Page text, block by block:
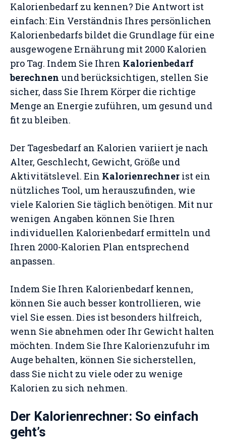
Kalorienbedarf zu kennen? Die Antwort ist
einfach: Ein Verständnis Ihres persönlichen
Kalorienbedarfs bildet die Grundlage für eine
ausgewogene Ernährung mit 2000 Kalorien
pro Tag. Indem Sie Ihren Kalorienbedarf
berechnen und berücksichtigen, stellen Sie
sicher, dass Sie Ihrem Körper die richtige
Menge an Energie zuführen, um gesund und
fit zu bleiben.
Der Tagesbedarf an Kalorien variiert je nach
Alter, Geschlecht, Gewicht, Größe und
Aktivitätslevel. Ein Kalorienrechner ist ein
nützliches Tool, um herauszufinden, wie
viele Kalorien Sie täglich benötigen. Mit nur
wenigen Angaben können Sie Ihren
individuellen Kalorienbedarf ermitteln und
Ihren 2000-Kalorien Plan entsprechend
anpassen.
Indem Sie Ihren Kalorienbedarf kennen,
können Sie auch besser kontrollieren, wie
viel Sie essen. Dies ist besonders hilfreich,
wenn Sie abnehmen oder Ihr Gewicht halten
möchten. Indem Sie Ihre Kalorienzufuhr im
Auge behalten, können Sie sicherstellen,
dass Sie nicht zu viele oder zu wenige
Kalorien zu sich nehmen.
Der Kalorienrechner: So einfach
geht’s